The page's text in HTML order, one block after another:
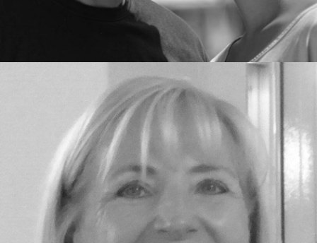
Ibrahim Fidan, Beisitzerin
Ibo ist DER Netzwerker unter uns, der spontan Welten bewegen
kann. Social Media, Kommunikation und große Events liegen ihm!
Seine Frau Tanja, ebenfalls Vereinsmitglied, zieht liebevoll die
Strippen im Hintergrund. Zusammen sind sie ein absolutes
Dreamteam!